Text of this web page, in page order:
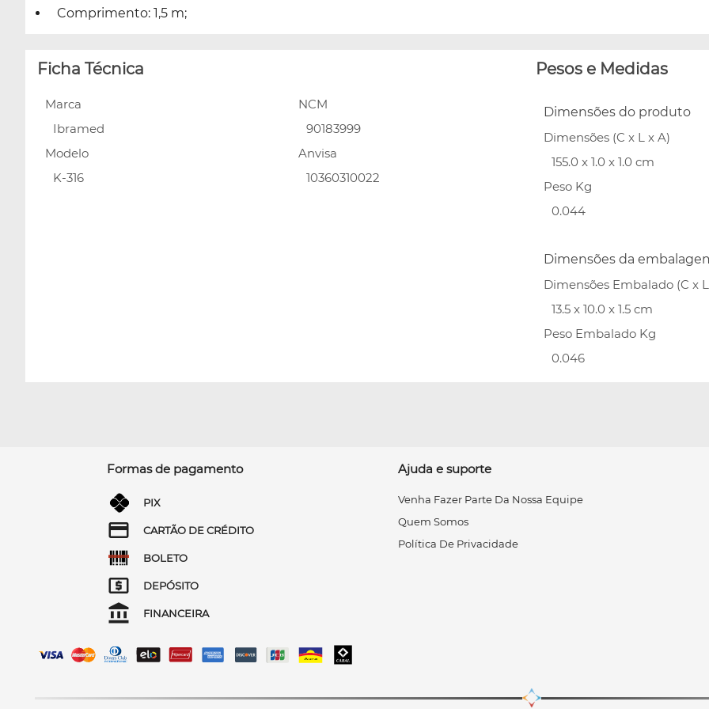
Comprimento: 1,5 m;
Ficha Técnica
Marca
Ibramed
Modelo
K-316
NCM
90183999
Anvisa
10360310022
Pesos e Medidas
Dimensões do produto
Dimensões (C x L x A)
155.0 x 1.0 x 1.0 cm
Peso Kg
0.044
Dimensões da
Dimensões Embalado (C x
13.5 x 10.0 x 1.5 cm
Peso Embalado Kg
0.046
Formas de pagamento
PIX
CARTÃO DE CRÉDITO
BOLETO
DEPÓSITO
FINANCEIRA
Ajuda e suporte
Venha Fazer Parte Da Nossa Equipe
Quem Somos
Política De Privacidade